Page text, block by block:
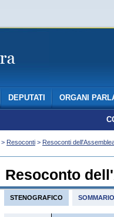
DEPUTATI ORGANI
> Resoconti > Resoconti
Resoconto
STENOGRAFICO SOMMARIO